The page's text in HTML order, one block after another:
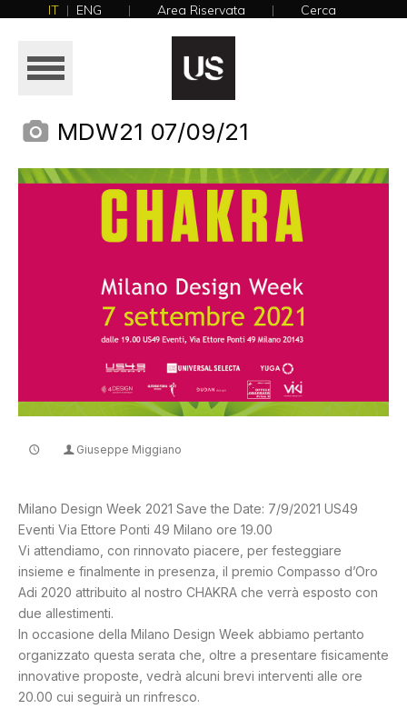
IT | ENG | Area Riservata | Cerca
HOME
AZIENDA
NEWS
NEWS
MDW21 07/09/21
Giuseppe Miggiano
Milano Design Week 2021 Save the Date: 7/9/2021 US49
Eventi Via Ettore Ponti 49 Milano ore 19.00
Vi attendiamo, con rinnovato piacere, per festeggiare
insieme e finalmente in presenza, il premio Compasso d’Oro
Adi 2020 attribuito al nostro CHAKRA che verrà esposto con
due allestimenti.
In occasione della Milano Design Week abbiamo pertanto
organizzato questa serata che, oltre a presentare fisicamente
innovative proposte, vedrà alcuni brevi interventi alle ore
20.00 cui seguirà un rinfresco.